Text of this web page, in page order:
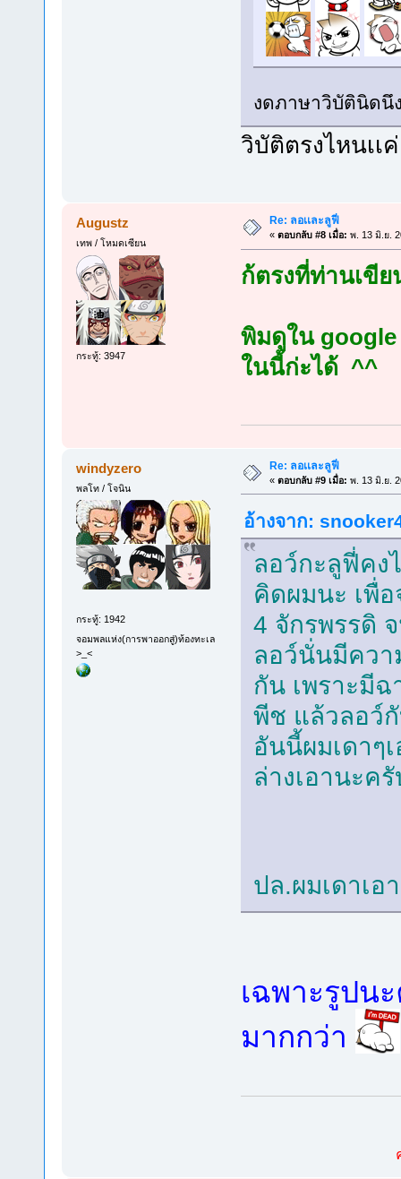
งดภาษาวิบัตินิดนึ
วิบัติตรงไหนเเ
Augustz
เทพ / โหมดเซียน
กระทู้: 3947
Re: ลอเเละลูฟี่
« ตอบกลับ #8 เมื่อ: พ. 13 มิ.ย.
ก้ตรงที่ท่านเขี
พิมดูใน
ในนี้ก่ะได้ ^^
windyzero
พลโท / โจนิน
กระทู้: 1942
จอมพลแห่ง(การพาออกสู่)ท้องทะเล
>_<
Re: ลอเเละลูฟี่
« ตอบกลับ #9 เมื่อ: พ. 13 มิ.ย.
อ้างจาก:
ลอว์กะลูฟี่คง
คิดผมนะ เพื่
4 จักรพรรดิ
ลอว์นั่นมีควา
กัน เพราะมี
พีช แล้วลอว์
อันนี้ผมเดาๆ
ล่างเอานะค
ปล.ผมเดาเอ
เฉพาะรูปน
มากกว่า